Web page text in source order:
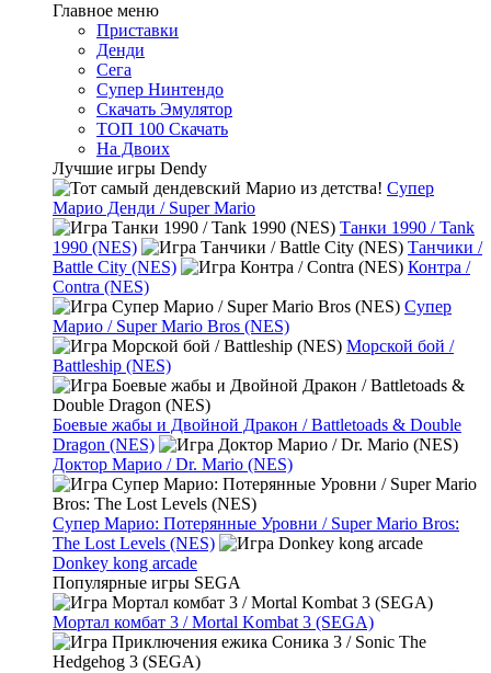
Главное меню
Приставки
Денди
Сега
Супер Нинтендо
Скачать Эмулятор
ТОП 100 Скачать
На Двоих
Лучшие игры Dendy
Супер
Марио Денди / Super Mario
Танки 1990 / Tank
1990 (NES)
Танчики /
Battle City (NES)
Контра /
Contra (NES)
Супер
Марио / Super Mario Bros (NES)
Морской бой /
Battleship (NES)
Боевые жабы и Двойной Дракон / Battletoads & Double
Dragon (NES)
Доктор Марио / Dr. Mario (NES)
Супер Марио: Потерянные Уровни / Super Mario Bros:
The Lost Levels (NES)
Donkey kong arcade
Популярные игры SEGA
Мортал комбат 3 / Mortal Kombat 3 (SEGA)